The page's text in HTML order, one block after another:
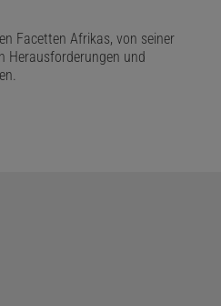
Facetten Afrikas, von seiner
Herausforderungen und